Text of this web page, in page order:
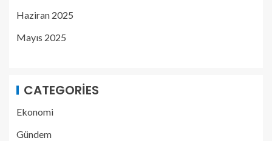
Haziran 2025
Mayıs 2025
CATEGORIES
Ekonomi
Gündem